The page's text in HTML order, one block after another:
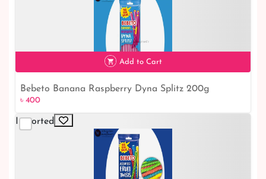
৳ 400
Add to Cart
Bebeto Banana Raspberry Dyna Splitz 200g
৳ 400
Imported